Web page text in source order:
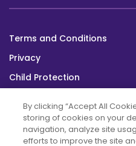
Footer
bottom
Terms and Conditions
Privacy
Child Protection
By clicking “Accept All
storing of cookies on your
navigation, analyze site
efforts to improve the site